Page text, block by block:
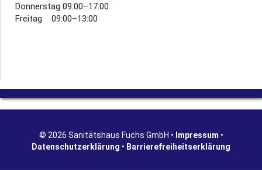
Donnerstag 09:00–17:00
Freitag 09:00–13:00
© 2026 Sanitätshaus Fuchs GmbH • Impressum •
Datenschutzerklärung • Barrierefreiheitserklärung